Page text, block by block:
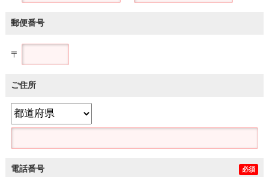
郵便番号
〒
ご住所
電話番号 必須